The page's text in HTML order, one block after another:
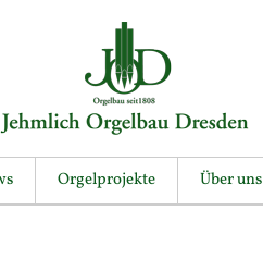
Orgelprojekte Über uns